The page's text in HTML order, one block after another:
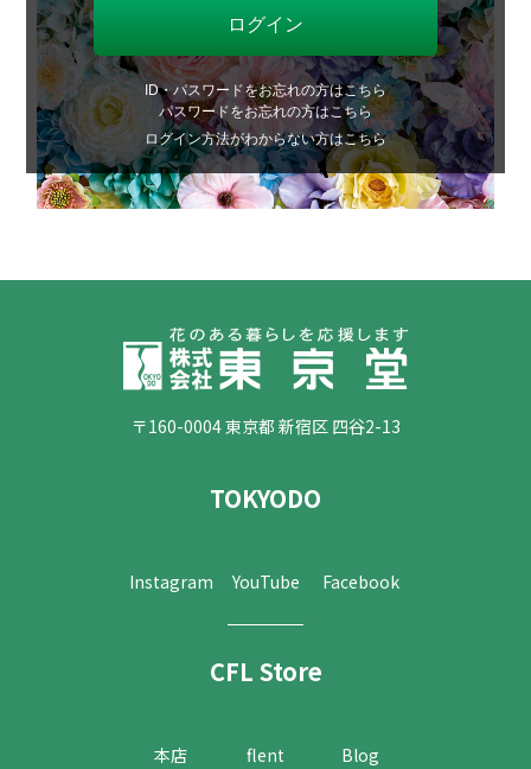
ID・パスワードをお忘れの方はこちら
パスワードをお忘れの方はこちら
ログイン方法がわからない方はこちら
〒160-0004 東京都 新宿区 四谷2-13
TOKYODO
Instagram YouTube Facebook
CFL Store
本店 flent Blog